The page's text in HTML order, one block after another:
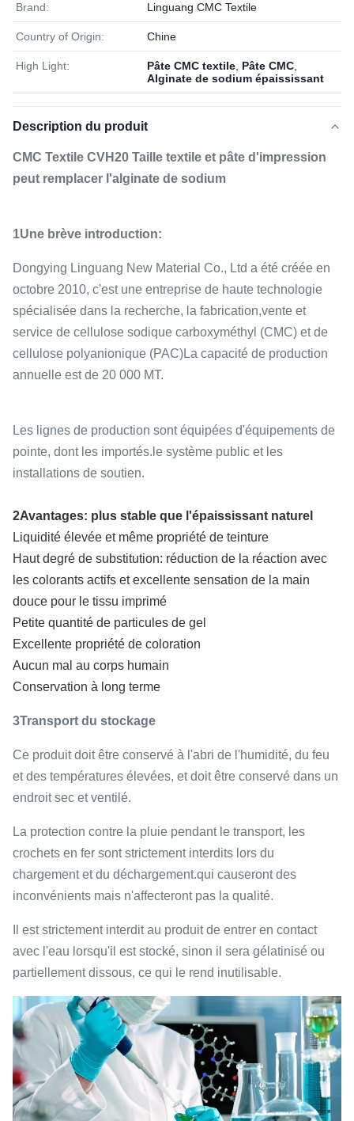
Brand: Linguang CMC Textile
Country of Origin: Chine
High Light: Pâte CMC textile Pâte CMC
Alginate de sodium épaississant
Description du produit
CMC Textile CVH20 Taille textile et pâte d'impression
peut remplacer l'alginate de sodium
1Une brève introduction:
Dongying Linguang New Material Co., Ltd a été créée en
octobre 2010, c'est une entreprise de haute technologie
spécialisée dans la recherche, la fabrication,vente et
service de cellulose sodique carboxyméthyl (CMC) et de
cellulose polyanionique (PAC)La capacité de production
annuelle est de 20 000 MT.
Les lignes de production sont équipées d'équipements de
pointe, dont les importés.le système public et les
installations de soutien.
2Avantages: plus stable que l'épaississant naturel
Liquidité élevée et même propriété de teinture
Haut degré de substitution: réduction de la réaction avec
les colorants actifs et excellente sensation de la main
douce pour le tissu imprimé
Petite quantité de particules de gel
Excellente propriété de coloration
Aucun mal au corps humain
Conservation à long terme
3Transport du stockage
Ce produit doit être conservé à l'abri de l'humidité, du feu
et des températures élevées, et doit être conservé dans un
endroit sec et ventilé.
La protection contre la pluie pendant le transport, les
crochets en fer sont strictement interdits lors du
chargement et du déchargement.qui causeront des
inconvénients mais n'affecteront pas la qualité.
Il est strictement interdit au produit de entrer en contact
avec l'eau lorsqu'il est stocké, sinon il sera gélatinisé ou
partiellement dissous, ce qui le rend inutilisable.